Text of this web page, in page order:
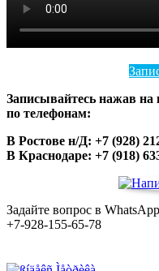
Записывайтесь нажав на
по телефонам:
В Ростове н/Д: +7 (928)
В Краснодаре: +7 (918)
Задайте вопрос в WhatsApp
+7-928-155-65-78